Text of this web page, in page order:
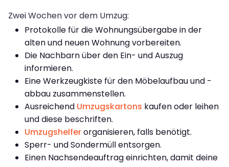
Zwei Wochen vor dem Umzug:
Protokolle für die Wohnungsübergabe in der
alten und neuen Wohnung vorbereiten.
Die Nachbarn über den Ein- und Auszug
informieren.
Eine Werkzeugkiste für den Möbelaufbau und -
abbau zusammenstellen.
Ausreichend Umzugskartons kaufen oder leihen
und diese beschriften.
Umzugshelferorganisieren, falls benötigt.
Sperr- und Sondermüll entsorgen.
Einen Nachsendeauftrag einrichten, damit deine